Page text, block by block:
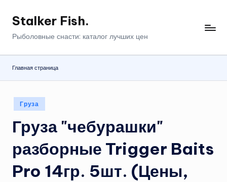
Перейти
Stalker Fish.
Рыболовные снасти: каталог лучших цен
Главная страница
Опубликовано
в
Груза
Груза "чебурашки"
разборные Trigger Baits
Pro 14гр. 5шт. (Цены,